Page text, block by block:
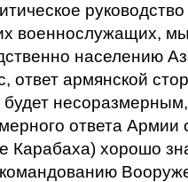
военнослужащих,
населению
ответ армянской
будет
ответа
Карабаха) хорошо
командованию